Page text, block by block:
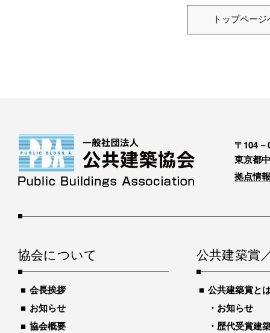
トップページ
〒104－
東京都
拠点情
協会について
会長挨拶
お知らせ
協会概要
公共建築賞
公共建築賞と
お知らせ
歴代受賞建